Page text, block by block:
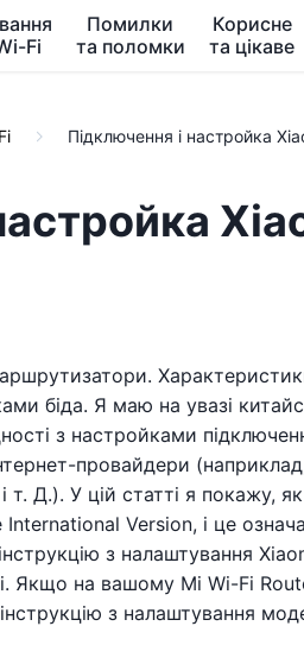
Fi
Помилки
та поломки
Корисне
та цікаве
Підключення і настройка
біда. Я маю на увазі
з настройками
провайдери
Д.). У цій статті я покажу,
Version, і це
з налаштування
Якщо на вашому Mi Wi-Fi
з налаштування